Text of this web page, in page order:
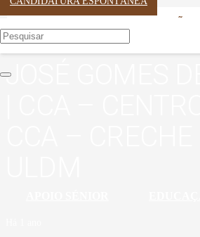
ERPI –
JOSÉ GOMES